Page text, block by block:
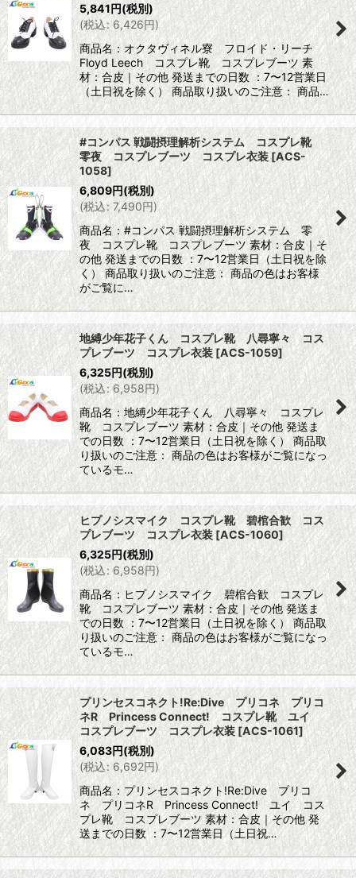
5,841円(税別)
(税込: 6,426円)
商品名：オクタヴィネル寮 フロイド・リーチ
Floyd Leech コスプレ靴 コスプレブーツ 素
材：合皮｜その他 発送までの日数 ：7〜12営業日
（土日祝を除く） 商品取り扱いのご注意： 商品…
#コンパス 戦闘摂理解析システム コスプレ靴
零夜 コスプレブーツ コスプレ衣装[ACS-
1058]
6,809円(税別)
(税込: 7,490円)
商品名：#コンパス 戦闘摂理解析システム 零
夜 コスプレ靴 コスプレブーツ 素材：合皮｜そ
の他 発送までの日数 ：7〜12営業日（土日祝を除
く） 商品取り扱いのご注意： 商品の色はお客様
がご覧に…
地縛少年花子くん コスプレ靴 八尋寧々 コス
プレブーツ コスプレ衣装[ACS-1059]
6,325円(税別)
(税込: 6,958円)
商品名：地縛少年花子くん 八尋寧々 コスプレ
靴 コスプレブーツ 素材：合皮｜その他 発送ま
での日数 ：7〜12営業日（土日祝を除く） 商品取
り扱いのご注意： 商品の色はお客様がご覧になっ
ているモ…
ヒプノシスマイク コスプレ靴 碧棺合歓 コス
プレブーツ コスプレ衣装[ACS-1060]
6,325円(税別)
(税込: 6,958円)
商品名：ヒプノシスマイク 碧棺合歓 コスプレ
靴 コスプレブーツ 素材：合皮｜その他 発送ま
での日数 ：7〜12営業日（土日祝を除く） 商品取
り扱いのご注意： 商品の色はお客様がご覧になっ
ているモ…
プリンセスコネクト!Re:Dive プリコネ プリコ
ネR Princess Connect! コスプレ靴 ユイ
コスプレブーツ コスプレ衣装[ACS-1061]
6,083円(税別)
(税込: 6,692円)
商品名：プリンセスコネクト!Re:Dive プリコ
ネ プリコネR Princess Connect! ユイ コス
プレ靴 コスプレブーツ 素材：合皮｜その他 発
送までの日数 ：7〜12営業日（土日祝…